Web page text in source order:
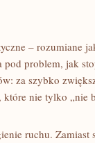
– rozumiane
problem, jak
za szybko
które nie tylko „nie
ruchu. Zamiast